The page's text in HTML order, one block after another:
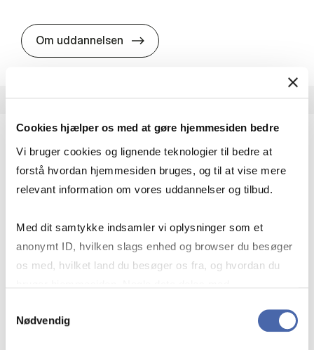
Cookies hjælper os med at gøre hjemmesiden bedre
Vi bruger cookies og lignende teknologier til bedre at
forstå hvordan hjemmesiden bruges, og til at vise mere
relevant information om vores uddannelser og tilbud.
Med dit samtykke indsamler vi oplysninger som et
anonymt ID, hvilken slags enhed og browser du besøger
os med, hvilket land du besøger os fra, og hvordan du
markedsføring. Du bestemmer selv - og kan altid trække
Nødvendig
Om uddannelsen HA i pro­jekt­le­del­se
HA(fil.) - erhvervs­økonomi og fi­lo­so­fi
virksomheder møder i vores komplekse verden.
effektivitet og…
Økonomi og matematik Kultur og samfund